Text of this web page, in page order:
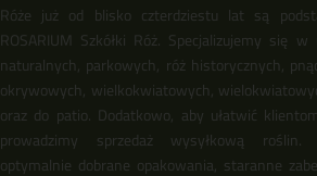
Róże już od blisko czterdziestu lat są
ROSARIUM Szkółki Róż. Specjalizujemy się
naturalnych, parkowych, róż historycznych,
okrywowych, wielkokwiatowych,
oraz do patio. Dodatkowo, aby ułatwić
prowadzimy sprzedaż wysyłkową roślin.
optymalnie dobrane opakowania, staranne